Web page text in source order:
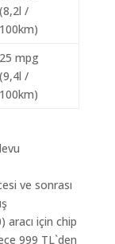
(8,2l /
100km)
25 mpg
(9,4l /
100km)
ve sonrası
aracı için chip
999 TL`den